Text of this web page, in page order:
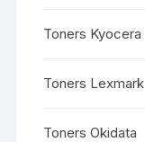
Toners Kyocera
Toners Lexmark
Toners Okidata